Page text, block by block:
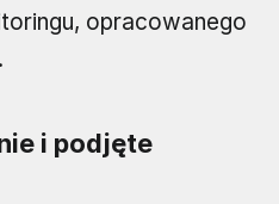
opracowanego
i podjęte